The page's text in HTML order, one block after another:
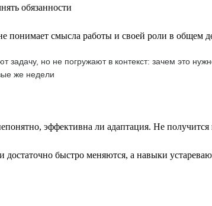
обязанности
понимает смысла работы и своей роли в общем
задачу, но не погружают в контекст: зачем это
же недели
эффективна ли адаптация. Не
быстро меняются, а навыки